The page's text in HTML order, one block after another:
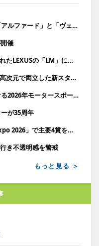
日本ミシュランタイヤ、トヨタの 「アルファード」と「ヴェルファイア」に純正装着
催
日本ミシュランタイヤ、一部改良されたLEXUSの「LM」に純正装着
日本ミシュランタイヤ、総合性能を高次元で両立した新スタッドレス「X－ICE SNOW+」投入
日本ミシュランタイヤ、 日本における2026年モータースポーツ活動を発表
が35周年
ミシュラン、「Tire Technology Expo 2026」で主要4賞を同時受賞
き不透明感を警戒
もっと見る ＞